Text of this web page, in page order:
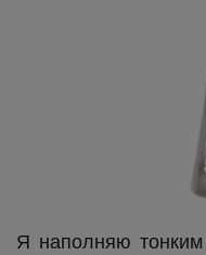
Я наполняю